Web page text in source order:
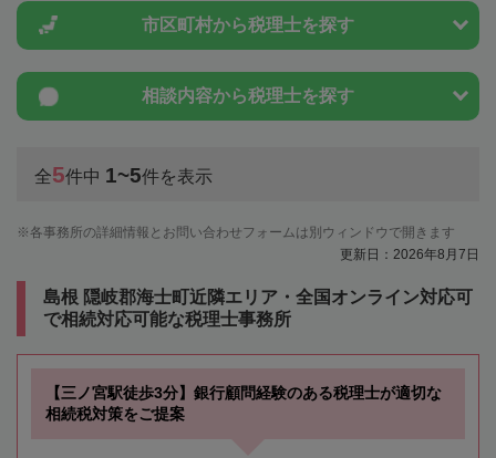
市区町村から税理士を探す
相談内容から税理士を探す
全5件中 1~5件を表示
各事務所の詳細情報とお問い合わせフォームは別ウィンドウで開きます
更新日：2026年8月7日
島根 隠岐郡海士町近隣エリア・全国オンライン対応可
で相続対応可能な税理士事務所
【三ノ宮駅徒歩3分】銀行顧問経験のある税理士が適切な
相続税対策をご提案